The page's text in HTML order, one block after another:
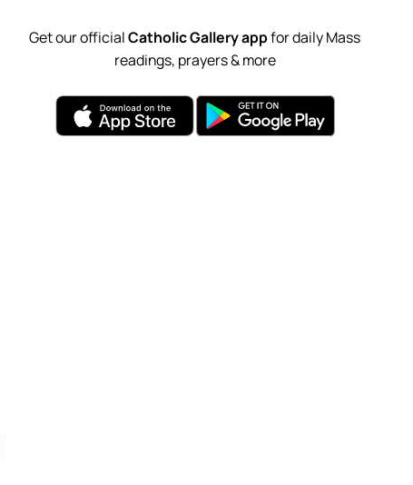
Get our officialCatholic Gallery appfor daily Mass
readings, prayers & more